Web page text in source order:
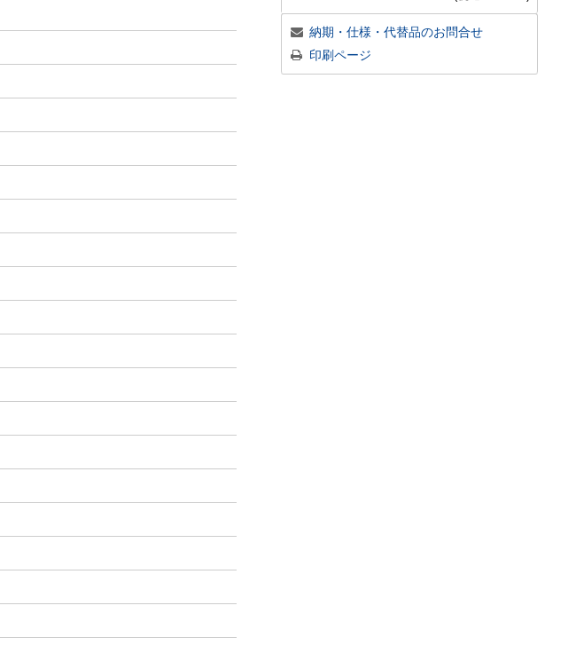
納期・仕様・代替品のお問合せ
印刷ページ